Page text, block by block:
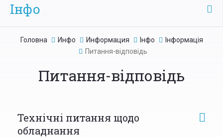
Інфо
Головна Инфо Информация Інфо
Інформація
Питання-відповідь
Питання-відповідь
Технічні питання щодо
обладнання